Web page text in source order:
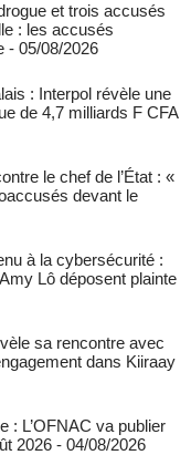
et trois accusés
: les accusés
- 05/08/2026
: Interpol révèle une
de 4,7 milliards F CFA
le chef de l’État : «
devant le
à la cybersécurité :
Lô déposent plainte
sa rencontre avec
dans Kiiraay
: L’OFNAC va publier
2026 - 04/08/2026